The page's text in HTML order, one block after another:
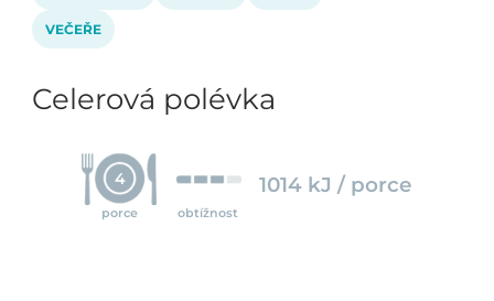
VEČEŘE
Celerová polévka
4
porce obtížnost
1014 kJ / porce